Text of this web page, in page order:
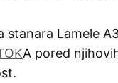
stanara Lamele
A pored